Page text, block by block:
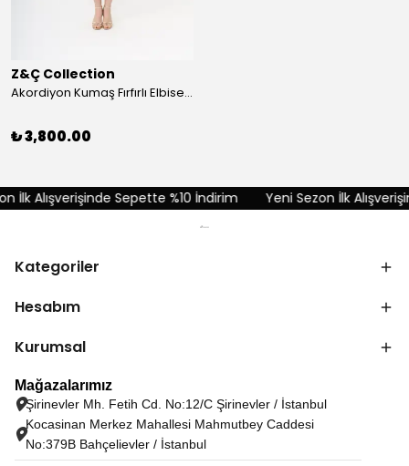
Z&Ç Collection
Akordiyon Kumaş Fırfırlı Elbise - Kırmızı
₺ 3,800.00
İlk Alışverişinde Sepette %10 İndirim Yeni Sezon İlk
Kategoriler
Hesabım
Kurumsal
Mağazalarımız
Şirinevler Mh. Fetih Cd. No:12/C Şirinevler / İstanbul
Kocasinan Merkez Mahallesi Mahmutbey Caddesi
No:379B Bahçelievler / İstanbul